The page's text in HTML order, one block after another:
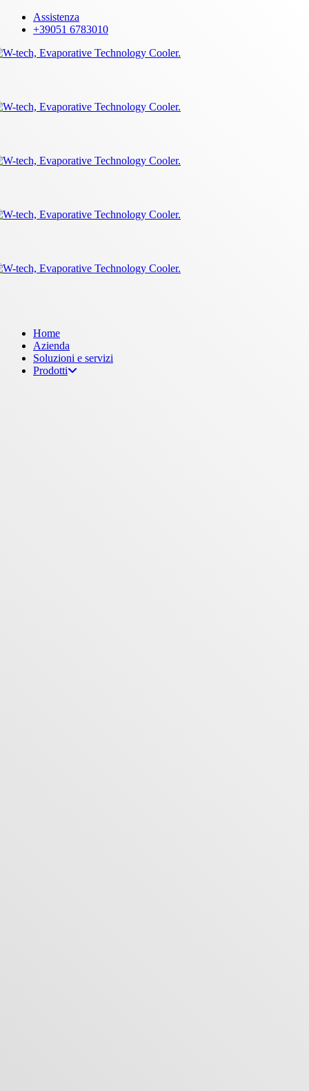
Skip
content
Assistenza
+39051 6783010
Menu
Home
Azienda
Soluzioni e servizi
Prodotti